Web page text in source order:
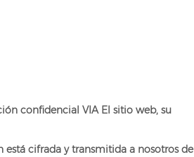
confidencial VIA El sitio web, su
cifrada y transmitida a nosotros de